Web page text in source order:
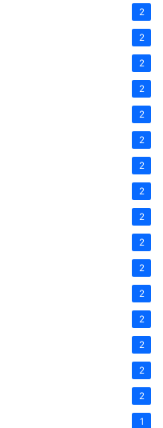
2
2
2
2
2
2
2
2
2
2
2
2
2
2
2
2
1